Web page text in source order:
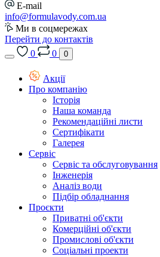
E-mail
info@formulavody.com.ua
Ми в соцмережах
Перейти до контактів
0
0 0
Акції
Про компанію
Історія
Наша команда
Рекомендаційні листи
Сертифікати
Галерея
Сервіс
Сервіс та обслуговування
Інженерія
Аналіз води
Підбір обладнання
Проєкти
Приватні об'єкти
Комерційні об'єкти
Промислові об'єкти
Соціальні проекти